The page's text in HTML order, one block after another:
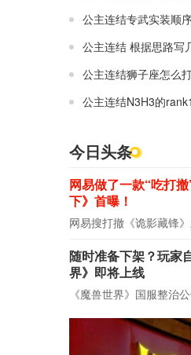
公主连结专武实装顺
公主连结 根据思路写
公主连结狮子座怎么打
公主连结N3H3的
今日头条
网易做了一款“吃打
下》首曝！
网易搜打撤《诡影藏锋
随时准备下架？玩家
界》即将上线
《魔兽世界》国服整治